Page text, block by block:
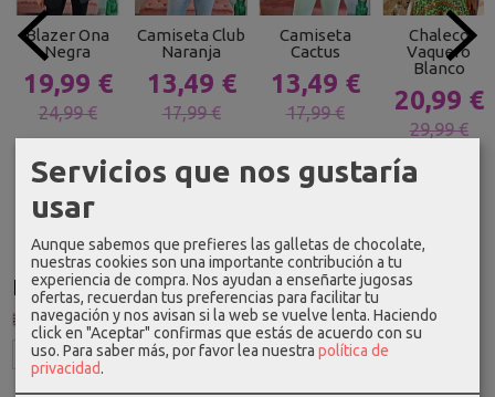
Idioma
Blazer Ona
Negra
19,99 €
24,99 €
Camiseta Club
Naranja
13,49 €
17,99 €
Camiseta
Cactus
13,49 €
17,99 €
Chaleco
Vaquero
Blanco
20,99 €
29,99 €
Servicios que nos gustaría
usar
Aunque sabemos que prefieres las galletas de chocolate,
nuestras cookies son una importante contribución a tu
experiencia de compra. Nos ayudan a enseñarte jugosas
ofertas, recuerdan tus preferencias para facilitar tu
navegación y nos avisan si la web se vuelve lenta. Haciendo
click en "Aceptar" confirmas que estás de acuerdo con su
uso. Para saber más, por favor lea nuestra política de
privacidad.